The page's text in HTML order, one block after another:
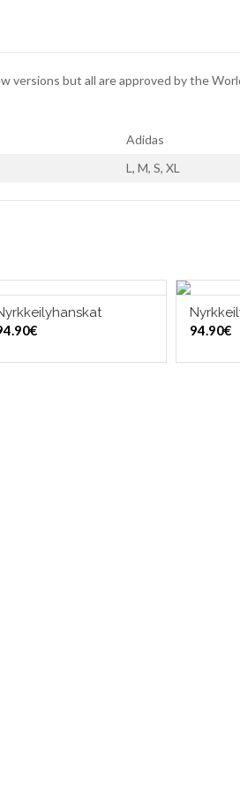
versions but all are approved by the
Adidas
L, M, S, XL
VALITSE VAIHTOEHDOISTA
€
94.90€